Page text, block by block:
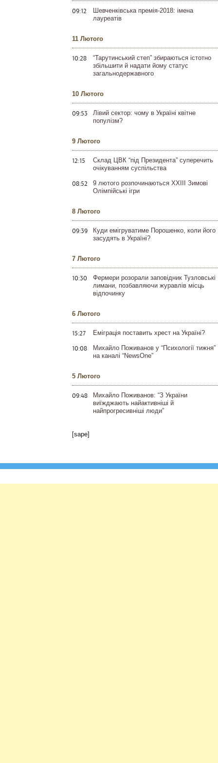
09:12
Шевченківська премія-2018: імена
лауреатів
11 Лютого
10:28
“Тарутинський степ” збираються істотно
збільшити й надати йому статус
загальнодержавного
10 Лютого
09:53
Лівий сектор: чому в Україні квітне
популізм?
9 Лютого
12:15
Склад ЦВК “під Президента” суперечить
очікуванням суспільства
08:52
9 лютого розпочинаються XXIII Зимові
Олімпійські ігри
8 Лютого
09:39
Куди емігруватиме Порошенко, коли його
засудять в Україні?
7 Лютого
10:30
Фермери розорали заповідник Тузловські
лимани, позбавляючи журавлів місць
відпочинку
6 Лютого
15:27 Еміграція поставить хрест на Україні?
10:08
Михайло Поживанов у “Психології тижня”
на каналі “NewsOne”
5 Лютого
09:48
Михайло Поживанов: “З України
виїжджають найактивніші й
найпрогресивніші люди”
[sape]